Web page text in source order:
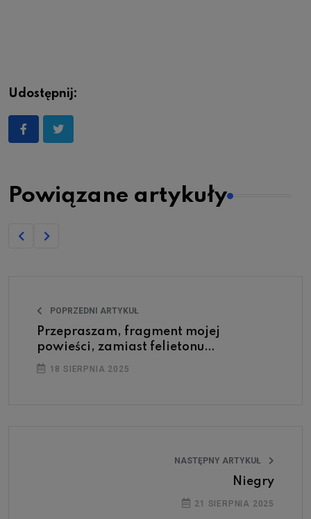
Udostępnij:
Powiązane artykuły
POPRZEDNI ARTYKUŁ
Przepraszam, fragment mojej
powieści, zamiast felietonu…
18 SIERPNIA 2025
NASTĘPNY ARTYKUŁ
Niegry
21 SIERPNIA 2025